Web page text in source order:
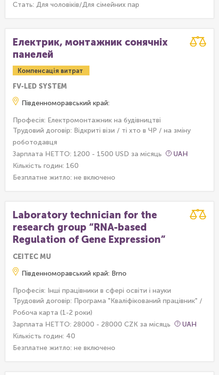
Стать: Для чоловіків/Для сімейних пар
Електрик, монтажник сонячніх
панелей
Компенсація витрат
FV-LED SYSTEM
Південноморавський край:
Професія: Електромонтажник на будівництві
Трудовий договір: Відкриті візи / ті хто в ЧР / на зміну
роботодавця
Зарплата НЕТТО: 1200 - 1500 USD за місяць
UAH
Кількість годин: 160
Безплатне житло: не включено
Laboratory technician for the
research group “RNA-based
Regulation of Gene Expression”
CEITEC MU
Південноморавський край: Brno
Професія: Інші працівники в сфері освіти і науки
Трудовий договір: Програма "Кваліфікований працівник" /
Робоча карта (1-2 роки)
Зарплата НЕТТО: 28000 - 28000 CZK за місяць
UAH
Кількість годин: 40
Безплатне житло: не включено